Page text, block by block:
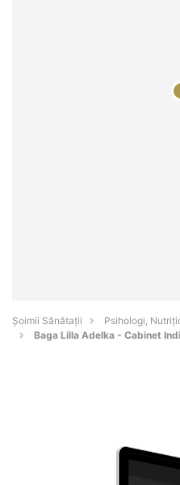
Şoimii Sănătații
Psihologi,
Baga Lilla Adelka - Cabinet